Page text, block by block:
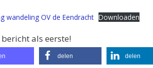
wandeling OV de Eendracht Downloaden
als eerste!
delen delen